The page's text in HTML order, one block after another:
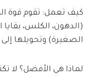
كيف تعمل: تقوم قوة
(الدهون، الكلس،
الصغيرة) وتحويلها
لماذا هي الأفضل؟ لا